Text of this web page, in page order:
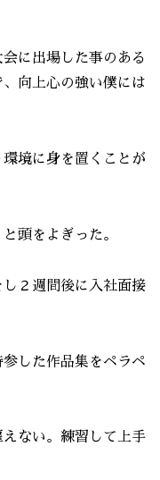
に出場した事のある
向上心の強い僕には
境に身を置くことが
頭をよぎった。
２週間後に入社面接
した作品集をペラペ
えない。練習して上手